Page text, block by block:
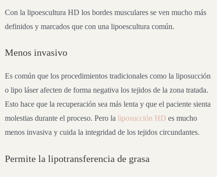
Con la lipoescultura HD los bordes musculares se ven mucho más
definidos y marcados que con una lipoescultura común.
Menos invasivo
Es común que los procedimientos tradicionales como la liposucción
o lipo láser afecten de forma negativa los tejidos de la zona tratada.
Esto hace que la recuperación sea más lenta y que el paciente sienta
molestias durante el proceso. Pero la liposucción HD es mucho
menos invasiva y cuida la integridad de los tejidos circundantes.
Permite la lipotransferencia de grasa